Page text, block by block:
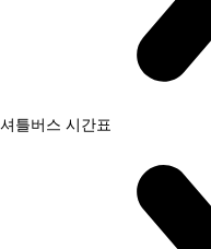
셔틀버스 시간표